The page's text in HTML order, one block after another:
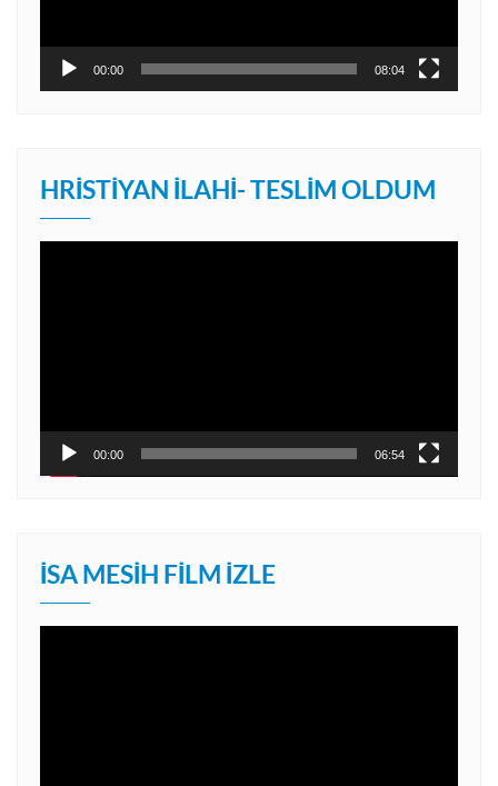
00:00 08:04
HRISTIYAN İLAHI- TESLIM OLDUM
00:00 06:54
İSA MESIH FILM İZLE